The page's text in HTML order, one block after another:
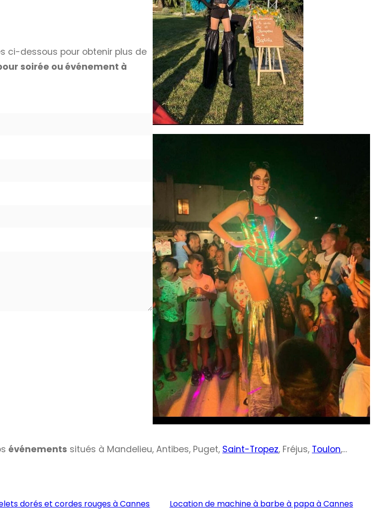
ci-dessous pour obtenir plus de
soirée ou événement à
événements situés à Mandelieu, Antibes, Puget, Saint-Tropez, Fréjus, Toulon,…
dorés et cordes rouges à Cannes Location de machine à barbe à papa à Cannes